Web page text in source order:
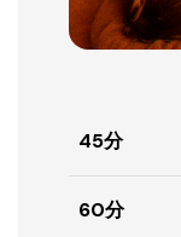
45分
60分